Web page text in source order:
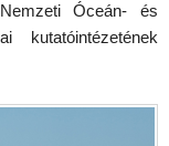
Óceán- és
kutatóintézetének